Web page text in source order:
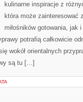
kulinarne inspiracje z
która może zainteresować
miłośników gotowania, jak
potrafią całkowicie
wokół orientalnych
są tu […]